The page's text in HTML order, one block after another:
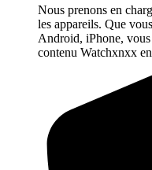
Nous prenons en
les appareils. Que
Android, iPhone,
contenu Watchxnxx